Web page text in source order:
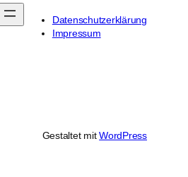
Datenschutzerklärung
Impressum
Gestaltet mitWordPress